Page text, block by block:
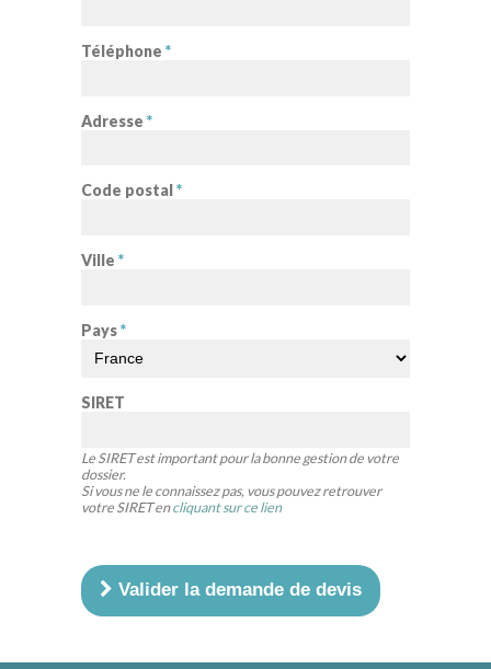
Téléphone *
Adresse *
Code postal *
Ville *
Pays*
SIRET
Le SIRET est important pour la bonne gestion de votre
dossier.
Si vous ne le connaissez pas, vous pouvez retrouver
votre SIRET encliquant sur ce lien
Valider la demande de devis